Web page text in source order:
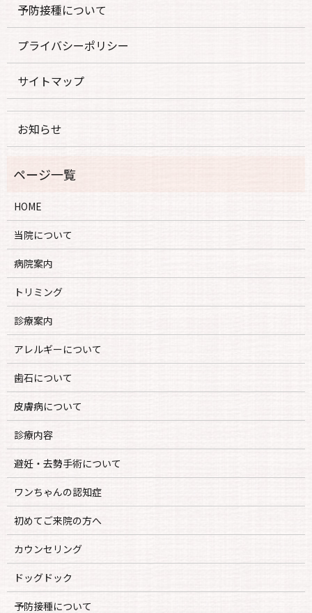
予防接種について
プライバシーポリシー
サイトマップ
お知らせ
HOME
当院について
病院案内
トリミング
診療案内
アレルギーについて
歯石について
皮膚病について
診療内容
避妊・去勢手術について
ワンちゃんの認知症
初めてご来院の方へ
カウンセリング
ドッグドック
予防接種について